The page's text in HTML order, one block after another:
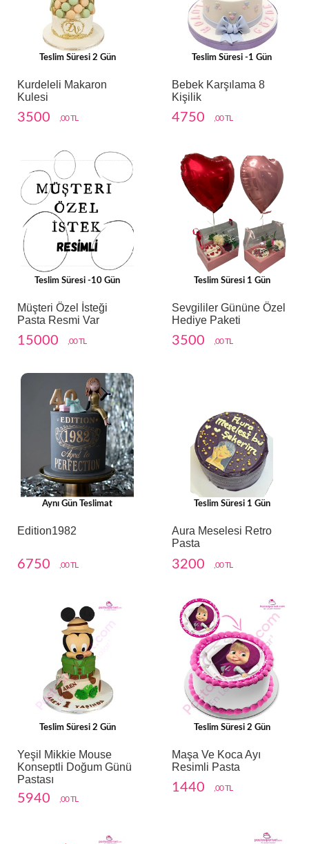
Teslim Süresi 2 Gün
Kurdeleli Makaron
Kulesi
3500 ,00 TL
Teslim Süresi -1 Gün
Bebek Karşılama 8
Kişilik
4750 ,00 TL
Teslim Süresi -10 Gün
Müşteri Özel İsteği
Pasta Resmi Var
15000 ,00 TL
Teslim Süresi 1 Gün
Sevgililer Gününe Özel
Hediye Paketi
3500 ,00 TL
Aynı Gün Teslimat
Edition1982
6750 ,00 TL
Teslim Süresi 1 Gün
Aura Meselesi Retro
Pasta
3200 ,00 TL
Teslim Süresi 2 Gün
Yeşil Mikkie Mouse
Konseptli Doğum Günü
Pastası
5940 ,00 TL
Teslim Süresi 2 Gün
Maşa Ve Koca Ayı
Resimli Pasta
1440 ,00 TL